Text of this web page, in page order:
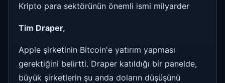
Kripto para sektörünün önemli ismi milyarder
Tim Draper,
Apple şirketinin Bitcoin'e yatırım yapması
gerektiğini belirtti. Draper katıldığı bir panelde,
büyük şirketlerin şu anda doların düşüşünü